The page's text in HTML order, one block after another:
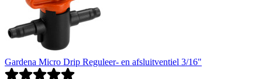
Gardena Micro Drip Reguleer- en afsluitventiel 3/16"